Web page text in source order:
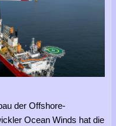
der Offshore-
Ocean Winds hat die